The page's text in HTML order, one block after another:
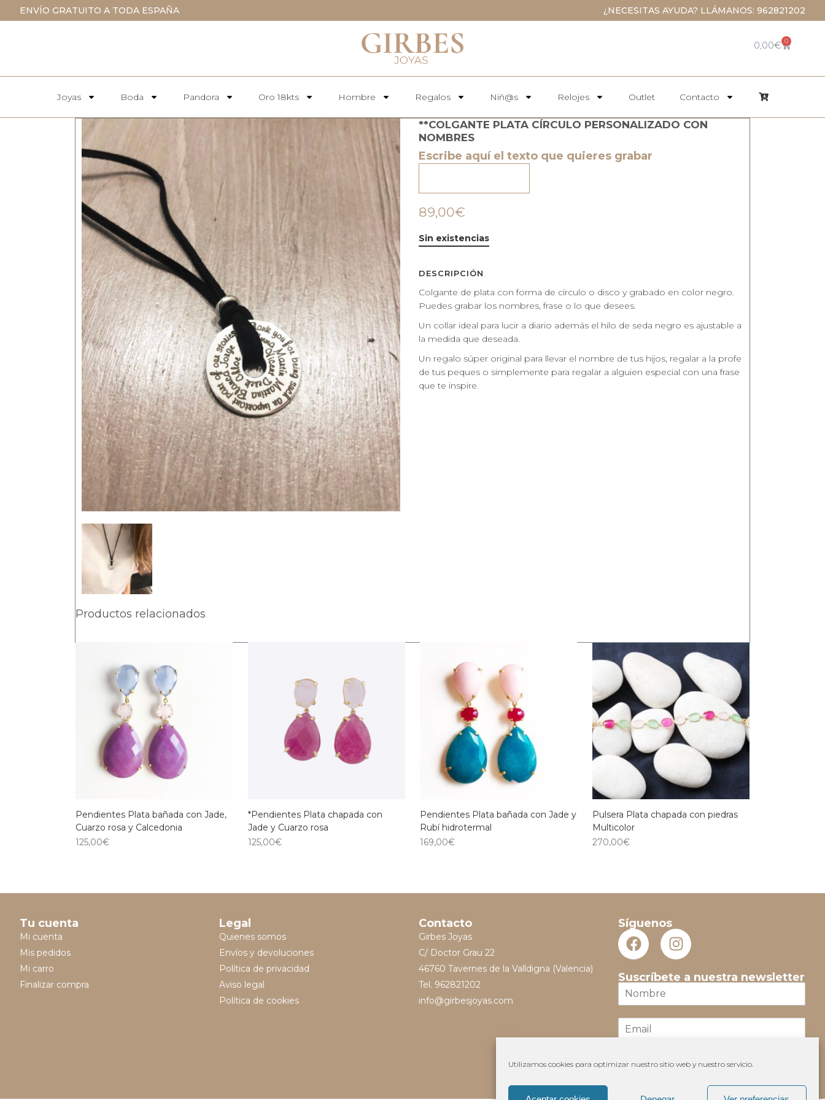
Utilizamos cookies para optimizar nuestro sitio web y nuestro servicio.
ENVÍO GRATUITO A TODA ESPAÑA ¿NECESITAS AYUDA? LLÁMANOS: 962821202
0,00€ 0
Joyas Boda Pandora Oro 18kts Hombre Regalos Niñ@s Relojes Outlet Contacto
**COLGANTE PLATA CÍRCULO PERSONALIZADO CON
NOMBRES
Escribe aquí el texto que quieres grabar
89,00€
Sin existencias
DESCRIPCIÓN
Colgante de plata con forma de círculo o disco y grabado en color negro.
Puedes grabar los nombres, frase o lo que desees.
Un collar ideal para lucir a diario además el hilo de seda negro es ajustable a
la medida que deseada.
Un regalo súper original para llevar el nombre de tus hijos, regalar a la profe
de tus peques o simplemente para regalar a alguien especial con una frase
que te inspire.
Productos relacionados
Pendientes Plata bañada con Jade,
Cuarzo rosa y Calcedonia
125,00€
*Pendientes Plata chapada con
Jade y Cuarzo rosa
125,00€
Pendientes Plata bañada con Jade y
Rubí hidrotermal
169,00€
Pulsera Plata chapada con piedras
Multicolor
270,00€
Tu cuenta
Mi cuenta
Mis pedidos
Mi carro
Finalizar compra
Legal
Quienes somos
Envíos y devoluciones
Política de privacidad
Aviso legal
Política de cookies
Contacto
Girbes Joyas
C/ Doctor Grau 22
46760 Tavernes de la Valldigna (Valencia)
Tel. 962821202
info@girbesjoyas.com
Síguenos
Suscríbete a nuestra newsletter
r
*
m
Suscribir